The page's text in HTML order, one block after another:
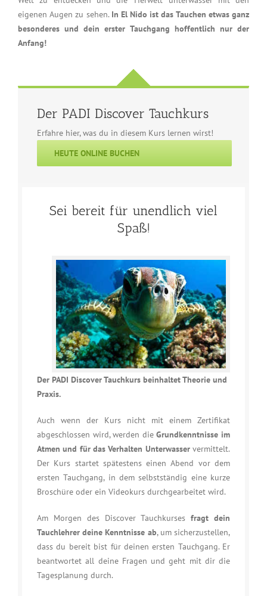
eigenen Augen zu sehen. In El Nido ist das Tauchen etwas ganz
besonderes und dein erster Tauchgang hoffentlich nur der
Anfang!
Der PADI Discover Tauchkurs
Erfahre hier, was du in diesem Kurs lernen wirst!
HEUTE ONLINE BUCHEN
Sei bereit für unendlich viel
Spaß!
Der PADI Discover Tauchkurs beinhaltet Theorie und
Praxis.
Auch wenn der Kurs nicht mit einem Zertifikat
abgeschlossen wird, werden dieGrundkenntnisse im
Atmen und für das Verhalten Unterwasservermittelt.
Der Kurs startet spätestens einen Abend vor dem
ersten Tauchgang, in dem selbstständig eine kurze
Broschüre oder ein Videokurs durchgearbeitet wird.
Am Morgen des Discover Tauchkursesfragt dein
Tauchlehrer deine Kenntnisse ab, um sicherzustellen,
dass du bereit bist für deinen ersten Tauchgang. Er
beantwortet all deine Fragen und geht mit dir die
Tagesplanung durch.